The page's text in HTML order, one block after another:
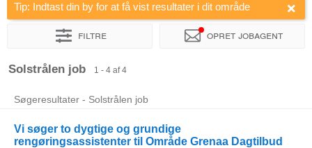
Tip: Indtast din by for at få vist resultater i dit område
Filtre Opret jobagent
Sorter efter Virksomhed
Solstrålen job 1 - 4 af 4
Søgeresultater - Solstrålen job
Vi søger to dygtige og grundige
rengøringsassistenter til Område Grenaa Dagtilbud